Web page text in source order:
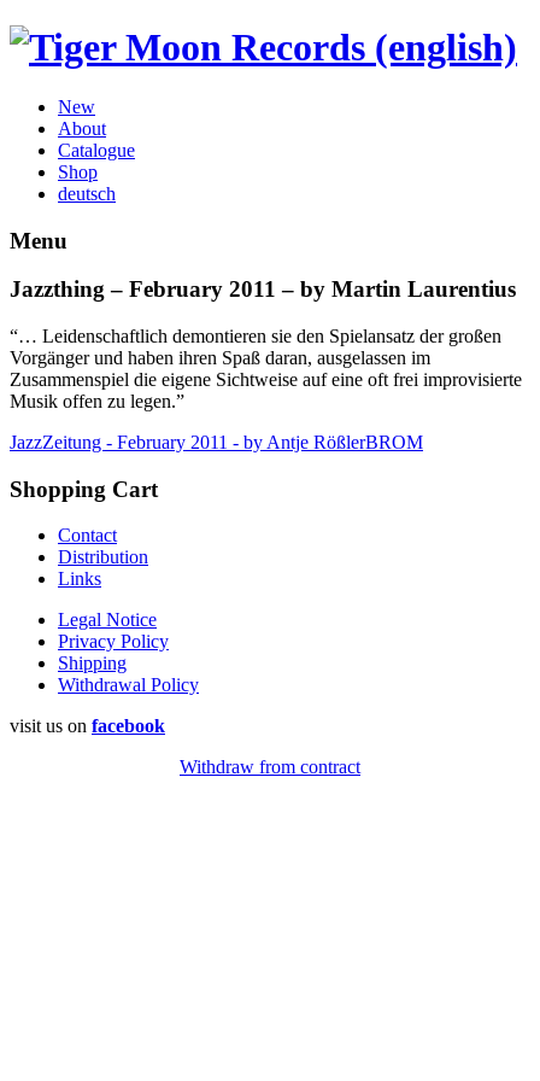
New
About
Catalogue
Shop
deutsch
Menu
Jazzthing – February 2011 – by Martin Laurentius
“… Leidenschaftlich demontieren sie den Spielansatz der großen
Vorgänger und haben ihren Spaß daran, ausgelassen im
Zusammenspiel die eigene Sichtweise auf eine oft frei improvisierte
Musik offen zu legen.”
JazzZeitung - February 2011 - by Antje RößlerBROM
Shopping Cart
Contact
Distribution
Links
Legal Notice
Privacy Policy
Shipping
Withdrawal Policy
visit us on facebook
Withdraw from contract